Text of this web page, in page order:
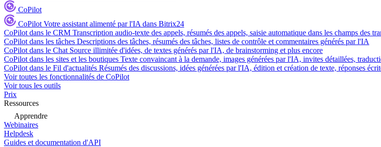
CoPilot
CoPilot Votre assistant alimenté par l'IA dans Bitrix24
CoPilot dans le CRM Transcription audio-texte des appels, résumés des appels, saisie automatique dans les champs des
CoPilot dans les tâches Descriptions des tâches, résumés des tâches, listes de contrôle et commentaires générés par l'IA
CoPilot dans le Chat Source illimitée d'idées, de textes générés par l'IA, de brainstorming et plus encore
CoPilot dans les sites et les boutiques Texte convaincant à la demande, images générées par l'IA, invites détaillées,
CoPilot dans le Fil d'actualités Résumés des discussions, idées générées par l'IA, édition et création de texte, réponses
Voir toutes les fonctionnalités de CoPilot
Voir tous les outils
Prix
Ressources
Apprendre
Webinaires
Helpdesk
Guides et documentation d'API